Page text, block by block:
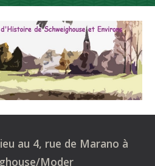
au 4, rue de Marano à
Moder